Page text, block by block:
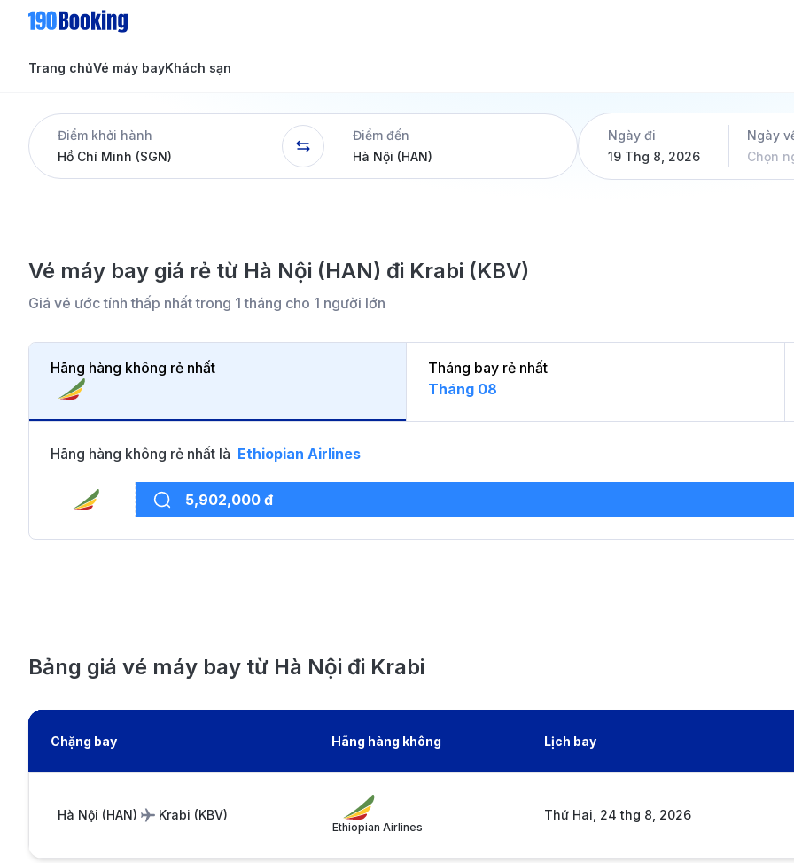
Trang chủVé máy bay
Tin tức
Dịch vụ
Khách sạn
Tin tức
Điểm khởi hành
Điểm đến
Ngày đi
19 Thg 8, 2026
Ngày
Chọn
Vé máy bay giá rẻ từ Hà Nội (HAN) đi Krabi (KBV)
Giá vé ước tính thấp nhất trong 1 tháng cho 1 người lớn
Hãng hàng không rẻ nhất
Tháng bay rẻ nhất
Tháng 08
Hãng hàng không rẻ nhất là Ethiopian Airlines
5,902,000 đ
Bảng giá vé máy bay từ Hà Nội đi Krabi
Chặng bay Hãng hàng không Lịch bay
Hà Nội (HAN) Krabi (KBV)
Ethiopian Airlines
Thứ Hai, 24 thg 8, 2026